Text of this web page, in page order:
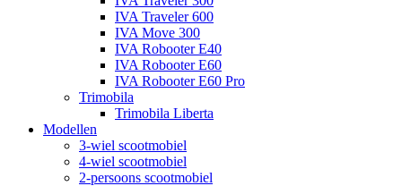
IVA Traveler 600
IVA Move 300
IVA Robooter E40
IVA Robooter E60
IVA Robooter E60 Pro
Trimobila
Trimobila Liberta
Modellen
3-wiel scootmobiel
4-wiel scootmobiel
2-persoons scootmobiel